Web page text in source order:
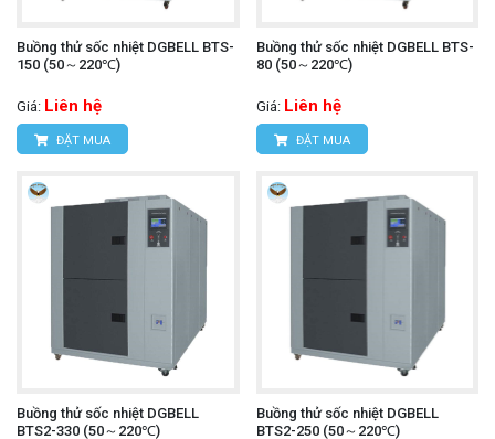
Buồng thử sốc nhiệt DGBELL BTS-
150 (50～220℃)
Giá: Liên hệ
ĐẶT MUA
Buồng thử sốc nhiệt DGBELL BTS-
80 (50～220℃)
Giá: Liên hệ
ĐẶT MUA
Buồng thử sốc nhiệt DGBELL
BTS2-330 (50～220℃)
Buồng thử sốc nhiệt DGBELL
BTS2-250 (50～220℃)